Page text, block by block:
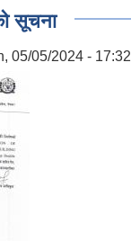
सूचना
05/05/2024 - 17:32